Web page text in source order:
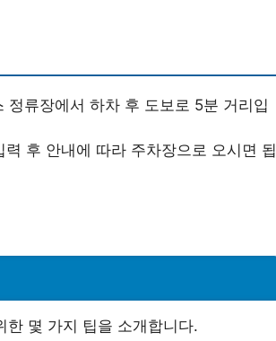
정류장에서 하차 후 도보로 5분 거리입
력 후 안내에 따라 주차장으로 오시면 됩
한 몇 가지 팁을 소개합니다.